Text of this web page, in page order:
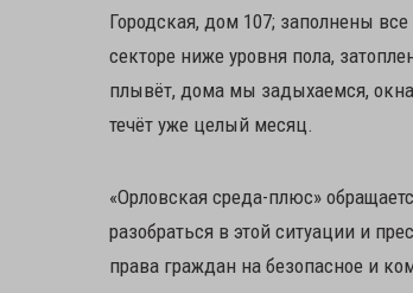
Городская, дом 107; заполнены
секторе ниже уровня пола,
плывёт, дома мы задыхаемся,
течёт уже целый месяц.
«Орловская среда-плюс»
разобраться в этой ситуации и
права граждан на безопасное и